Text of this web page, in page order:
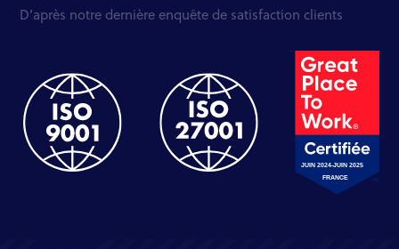
D’après notre dernière enquête de satisfaction clients